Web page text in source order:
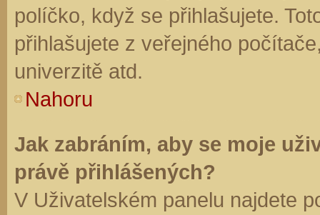
políčko, když se přihlašujete.
přihlašujete z veřejného
univerzitě atd.
Nahoru
Jak zabráním, aby se moje
právě přihlášených?
V Uživatelském panelu najdete